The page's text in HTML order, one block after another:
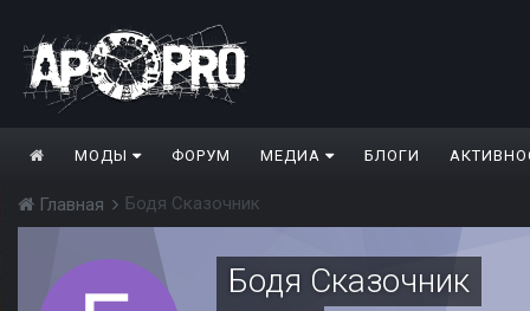
МОДЫ ФОРУМ МЕДИА БЛОГИ
Главная Бодя Сказочник
Бодя Сказочник